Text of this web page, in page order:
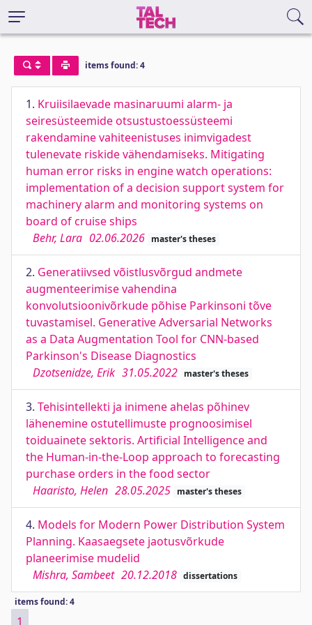
items found: 4
1. Kruiisilaevade masinaruumi alarm- ja
seiresüsteemide otsustustoessüsteemi
rakendamine vahiteenistuses inimvigadest
tulenevate riskide vähendamiseks. Mitigating
human error risks in engine watch operations:
implementation of a decision support system for
machinery alarm and monitoring systems on
board of cruise ships
Behr, Lara 02.06.2026 master's theses
2. Generatiivsed võistlusvõrgud andmete
augmenteerimise vahendina
konvolutsioonivõrkude põhise Parkinsoni tõve
tuvastamisel. Generative Adversarial Networks
as a Data Augmentation Tool for CNN-based
Parkinson's Disease Diagnostics
Dzotsenidze, Erik 31.05.2022 master's theses
3. Tehisintellekti ja inimene ahelas põhinev
lähenemine ostutellimuste prognoosimisel
toiduainete sektoris. Artificial Intelligence and
the Human-in-the-Loop approach to forecasting
purchase orders in the food sector
Haaristo, Helen 28.05.2025 master's theses
4. Models for Modern Power Distribution System
Planning. Kaasaegsete jaotusvõrkude
planeerimise mudelid
Mishra, Sambeet 20.12.2018 dissertations
items found: 4
1